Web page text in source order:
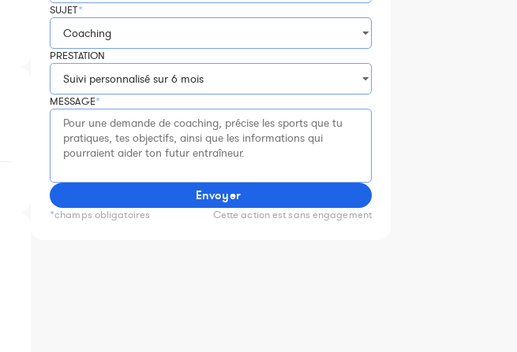
SUJET*
PRESTATION
MESSAGE*
Envoyer
*champs obligatoires Cette action est sans engagement